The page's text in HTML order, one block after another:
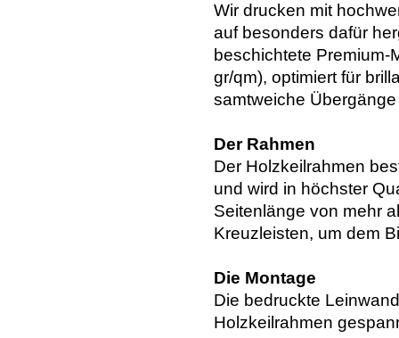
Wir drucken mit
auf besonders dafür
beschichtete Premium-
gr/qm), optimiert für
samtweiche
Der Rahmen
Der Holzkeilrahmen
und wird in höchster
Seitenlänge von mehr
Kreuzleisten, um dem
Die Montage
Die bedruckte
Holzkeilrahmen